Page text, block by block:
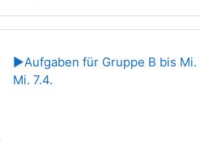
▶︎Aufgaben für Gruppe B bis Mi.
Mi. 7.4.